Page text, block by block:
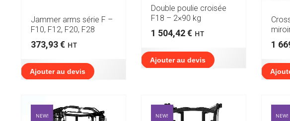
Jammer arms série F –
F10, F12, F20, F28
373,93€ HT
Ajouter au devis
Double poulie croisée
F18 – 2×90 kg
1 504,42€ HT
Ajouter au devis
1
NEW! NEW! NEW!